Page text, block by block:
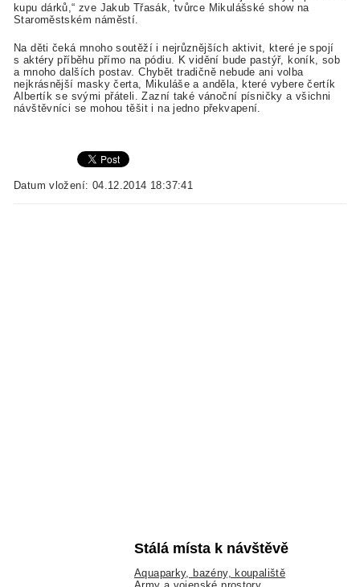
kupu dárků,“ zve Jakub Třasák, tvůrce Mikulášské show na
Staroměstském náměstí.
Na děti čeká mnoho soutěží i nejrůznějších aktivit, které je spojí
s aktéry příběhu přímo na pódiu. K vidění bude pastýř, koník, sob
a mnoho dalších postav. Chybět tradičně nebude ani volba
nejkrásnější masky čerta, Mikuláše a anděla, které vybere čertík
Albertík se svými přáteli. Zazní také vánoční písničky a všichni
návštěvníci se mohou těšit i na jedno překvapení.
Datum vložení: 04.12.2014 18:37:41
Stálá místa k návštěvě
Aquaparky, bazény, koupaliště